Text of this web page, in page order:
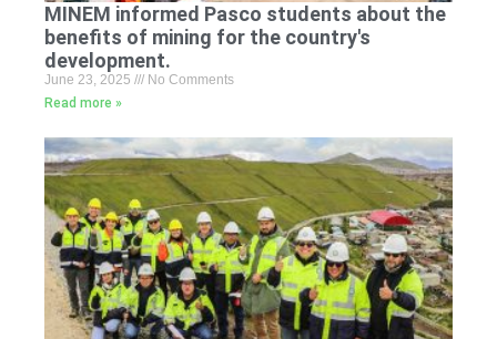
MINEM informed Pasco students about the
benefits of mining for the country's
development.
June 23, 2025
No Comments
Read more »